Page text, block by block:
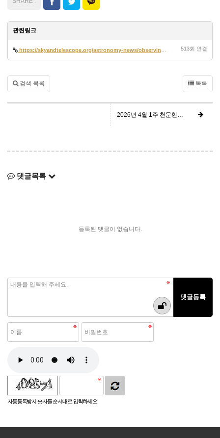
관련링크
https://skyandtelescope.org/astronomy-news/observing-news/this-weeks-s… 513회 연결
검색 목록 목록
2026년 4월 1주 천문현상 정보 요약
댓글목록
등록된 댓글이 없습니다.
자동등록방지 숫자를 순서대로 입력하세요.